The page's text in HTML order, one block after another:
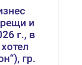
и
г., в
гр.